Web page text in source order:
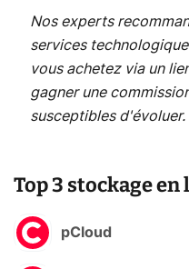
Nos experts
services
vous achetez via un
gagner une
susceptibles d'évoluer.
Top 3 stockage en
pCloud